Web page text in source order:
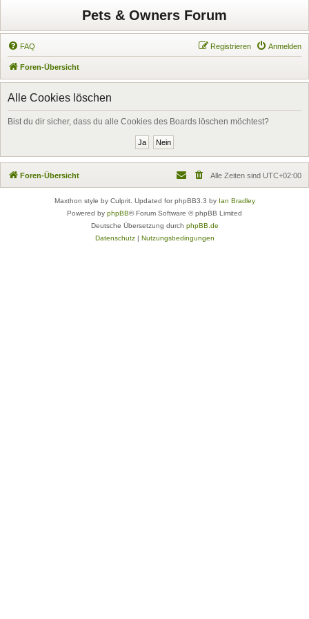
Pets & Owners Forum
FAQ Anmelden
Registrieren
Foren-Übersicht
Alle Cookies löschen
Bist du dir sicher, dass du alle Cookies des Boards löschen möchtest?
Foren-Übersicht Alle Zeiten sind UTC+02:00
Maxthon style by Culprit. Updated for phpBB3.3 by Ian Bradley
Powered by phpBB® Forum Software © phpBB Limited
Deutsche Übersetzung durch phpBB.de
Datenschutz| Nutzungsbedingungen